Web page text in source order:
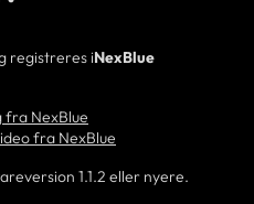
registreres iNexBlue
fra NexBlue
fra NexBlue
1.1.2 eller nyere.